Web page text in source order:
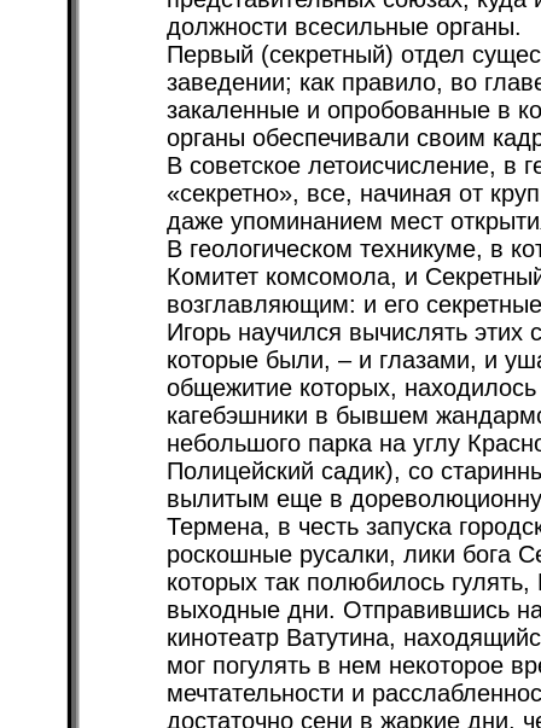
должности всесильные органы.
Первый (секретный) отдел
заведении; как правило, во
закаленные и опробованные в
органы обеспечивали своим
В советское летоисчисление, в
«секретно», все, начиная от
даже упоминанием мест
В геологическом техникуме, в
Комитет комсомола, и
возглавляющим: и его
Игорь научился вычислять этих
которые были, – и глазами, и
общежитие которых,
кагебэшники в бывшем
небольшого парка на углу
Полицейский садик), со
вылитым еще в
Термена, в честь запуска
роскошные русалки, лики бога
которых так полюбилось
выходные дни. Отправившись
кинотеатр Ватутина,
мог погулять в нем некоторое
мечтательности и
достаточно сени в жаркие дни,